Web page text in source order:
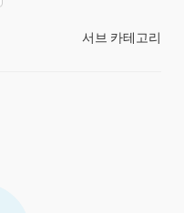
서브 카테고리